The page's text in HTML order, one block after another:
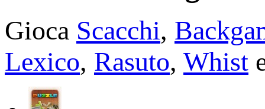
Gioca Scacchi,
Lexico, Rasuto, Whist